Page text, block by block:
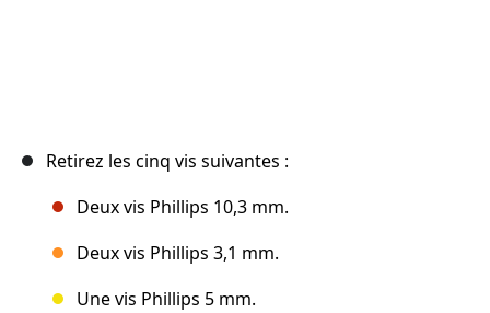
Retirez les cinq vis suivantes :
Deux vis Phillips 10,3 mm.
Deux vis Phillips 3,1 mm.
Une vis Phillips 5 mm.